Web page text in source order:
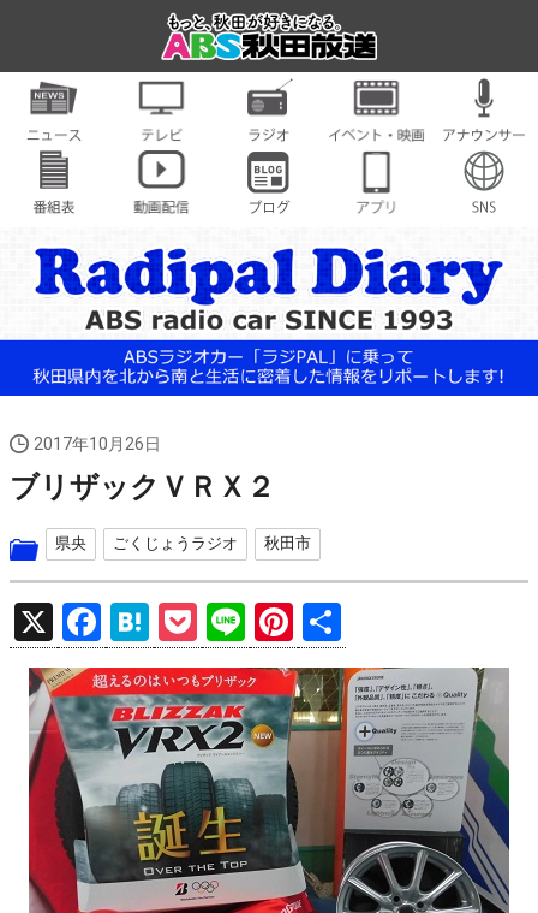
2017年10月26日
ブリザックＶＲＸ２
県央 ごくじょうラジオ 秋田市
X
F
a
ce
b
o
o
k
H
at
e
n
a
P
o
ck
et
Li
n
e
Pi
nt
er
es
t
有